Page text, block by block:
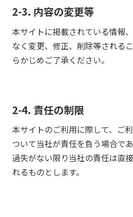
2-3. 内容の変更等
本サイトに掲載されている情報
なく変更、修正、削除等される
らかじめご了承ください。
2-4. 責任の制限
本サイトのご利用に際して、ご
ついて当社が責任を負う場合で
過失がない限り当社の責任は直
れるものとします。